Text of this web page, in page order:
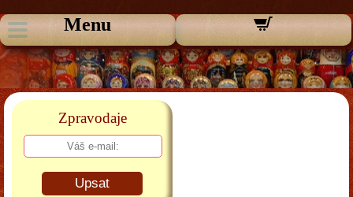
Menu
Zpravodaje
Upsat